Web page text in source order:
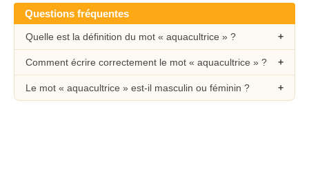
Questions fréquentes
Quelle est la définition du mot « aquacultrice » ?
Comment écrire correctement le mot « aquacultrice » ?
Le mot « aquacultrice » est-il masculin ou féminin ?